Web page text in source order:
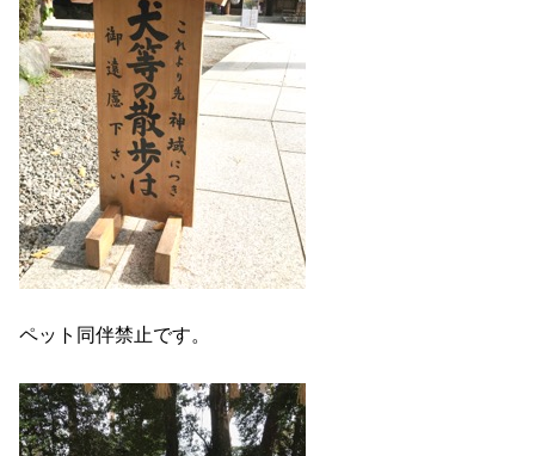
ペット同伴禁止です。